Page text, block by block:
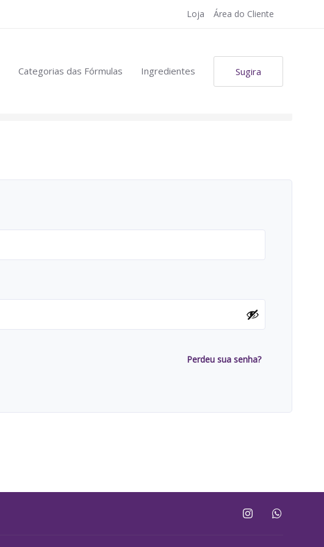
Loja Área do Cliente
Categorias das Fórmulas Ingredientes Sugira
Perdeu sua senha?